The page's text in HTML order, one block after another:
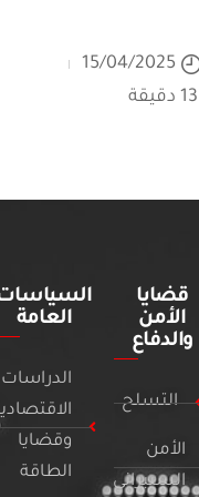
15/04/2025
قضايا
الأمن
والدفاع
التسلح
الأمن
السيبراني
السياسات
العامة
الدراسات
الاقتصادية
وقضايا
الطاقة